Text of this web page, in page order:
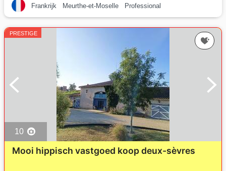
Frankrijk Meurthe-et-Moselle Professional
PRESTIGE
10
Mooi hippisch vastgoed koop deux-sèvres